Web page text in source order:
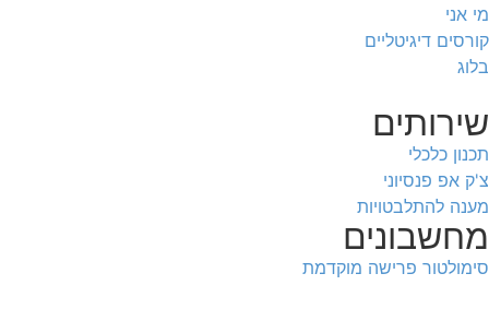
מי אני
קורסים דיגיטליים
בלוג
שירותים
תכנון כלכלי
צ'ק אפ פנסיוני
מענה להתלבטויות
מחשבונים
סימולטור פרישה מוקדמת